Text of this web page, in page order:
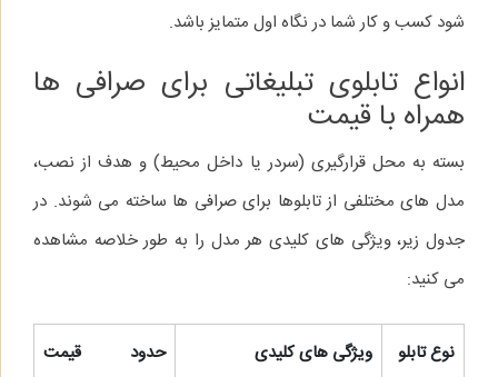
شود کسب‌ و کار شما در نگاه اول متمایز باشد.
انواع تابلوی تبلیغاتی برای صرافی‌ ها
همراه با قیمت
بسته به محل قرارگیری (سردر یا داخل محیط) و هدف از نصب،
مدل‌ های مختلفی از تابلوها برای صرافی‌ ها ساخته می‌ شوند. در
جدول زیر، ویژگی‌ های کلیدی هر مدل را به طور خلاصه مشاهده
می‌ کنید:
نوع تابلو ویژگی‌ های کلیدی
حدود قیمت